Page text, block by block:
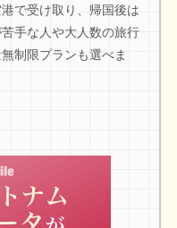
で受け取り、帰国後は
手な人や大人数の旅行
制限プランも選べま